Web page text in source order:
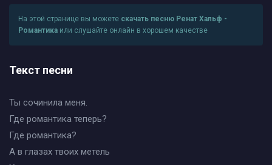
На этой странице вы можете скачать песню Ренат Хальф -
Романтика или слушайте онлайн в хорошем качестве
Текст песни
Ты сочинила меня.
Где романтика теперь?
Где романтика?
А в глазах твоих метель